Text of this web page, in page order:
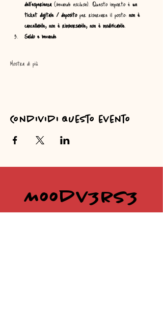
dell’esperienza (bevande escluse). Questo importo è un
ticket digitale / deposito per riservare il posto: non è
cancellabile, non è rimborsabile, non è modificabile.
Saldo e bevande
Mostra di più
Condividi questo evento
Moodv3rs3